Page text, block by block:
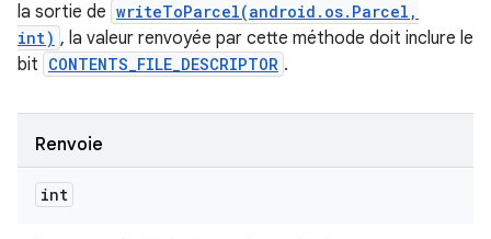
la sortie de writeToParcel(android.os.Parcel,
int) , la valeur renvoyée par cette méthode doit inclure le
bit CONTENTS_FILE_DESCRIPTOR .
Renvoie
int